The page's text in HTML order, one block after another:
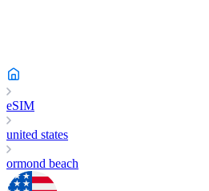
eSIM
united states
ormond beach